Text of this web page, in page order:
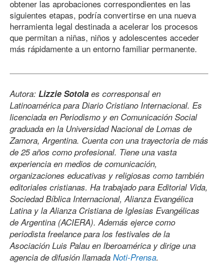
obtener las aprobaciones correspondientes en las
siguientes etapas, podría convertirse en una nueva
herramienta legal destinada a acelerar los procesos
que permitan a niñas, niños y adolescentes acceder
más rápidamente a un entorno familiar permanente.
Autora: Lizzie Sotola es corresponsal en
Latinoamérica para Diario Cristiano Internacional. Es
licenciada en Periodismo y en Comunicación Social
graduada en la Universidad Nacional de Lomas de
Zamora, Argentina. Cuenta con una trayectoria de más
de 25 años como profesional. Tiene una vasta
experiencia en medios de comunicación,
organizaciones educativas y religiosas como también
editoriales cristianas. Ha trabajado para Editorial Vida,
Sociedad Bíblica Internacional, Alianza Evangélica
Latina y la Alianza Cristiana de Iglesias Evangélicas
de Argentina (ACIERA). Además ejerce como
periodista freelance para los festivales de la
Asociación Luis Palau en Iberoamérica y dirige una
agencia de difusión llamada Noti-Prensa.